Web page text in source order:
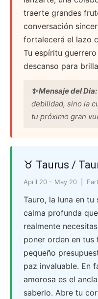
traerte grandes
conversación
fortalecerá el lazo
Tu espíritu
descanso para
✨ Mensaje del Día:
debilidad, sino la
tu próximo gran
♉ Taurus /
April 20 – May 20 |
Tauro, la luna en tu
calma profunda
realmente
poner orden en tus
pequeño
paz invaluable. En
amorosa es el
saberlo. Abre tu